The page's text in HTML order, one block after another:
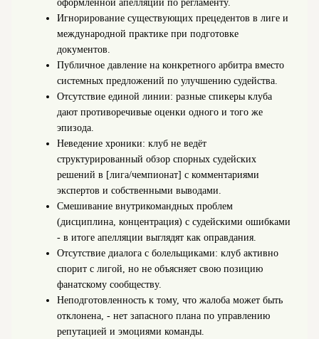
оформленной апелляции по регламенту.
Игнорирование существующих прецедентов в лиге и
международной практике при подготовке
документов.
Публичное давление на конкретного арбитра вместо
системных предложений по улучшению судейства.
Отсутствие единой линии: разные спикеры клуба
дают противоречивые оценки одного и того же
эпизода.
Неведение хроники: клуб не ведёт
структурированный обзор спорных судейских
решений в [лига/чемпионат] с комментариями
экспертов и собственными выводами.
Смешивание внутрикомандных проблем
(дисциплина, концентрация) с судейскими ошибками
- в итоге апелляции выглядят как оправдания.
Отсутствие диалога с болельщиками: клуб активно
спорит с лигой, но не объясняет свою позицию
фанатскому сообществу.
Неподготовленность к тому, что жалоба может быть
отклонена, - нет запасного плана по управлению
репутацией и эмоциями команды.